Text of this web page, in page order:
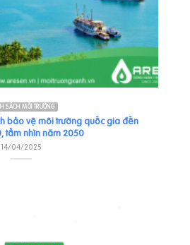
SÁCH MÔI TRƯỜNG
bảo vệ môi trường quốc gia đến
tầm nhìn năm 2050
14/04/2025